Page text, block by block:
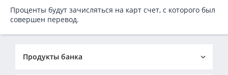
Проценты будут зачисляться на карт счет, с которого был
совершен перевод.
Продукты банка